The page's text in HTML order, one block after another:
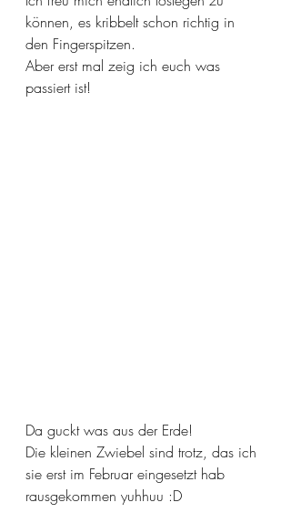
können, es kribbelt schon richtig in
den Fingerspitzen.
Aber erst mal zeig ich euch was
passiert ist!
Da guckt was aus der Erde!
Die kleinen Zwiebel sind trotz, das ich
sie erst im Februar eingesetzt hab
rausgekommen yuhhuu :D